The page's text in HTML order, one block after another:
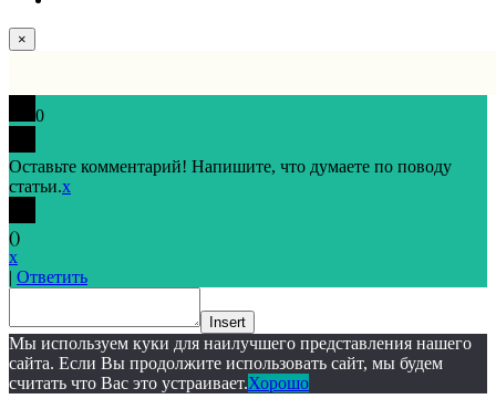
×
0
Оставьте комментарий! Напишите, что думаете по поводу
статьи.x
()
x
| Ответить
Insert
Мы используем куки для наилучшего представления нашего
сайта. Если Вы продолжите использовать сайт, мы будем
считать что Вас это устраивает.Хорошо